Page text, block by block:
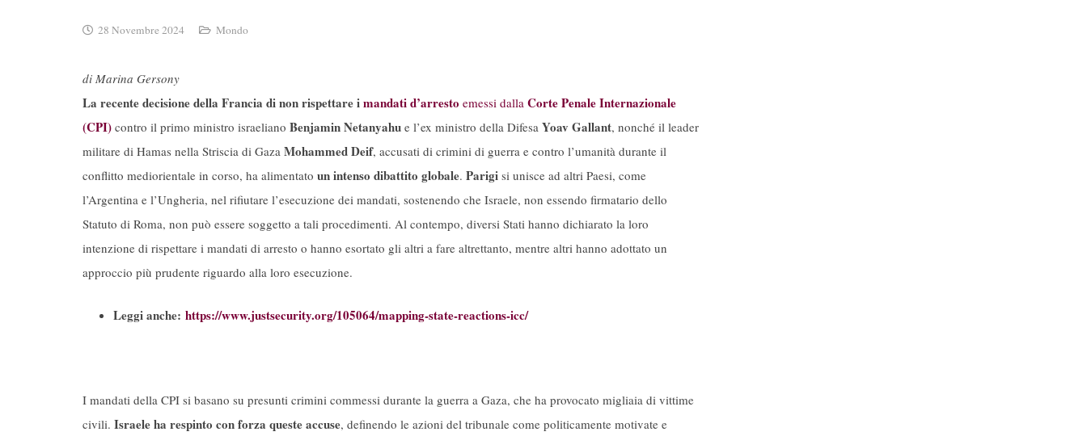
28 Novembre 2024 Mondo
di Marina Gersony
La recente decisione della Francia di non rispettare imandati d’arresto emessi dalla Corte Penale Internazionale
(CPI) contro il primo ministro israeliano Benjamin Netanyahu e l’ex ministro della Difesa Yoav Gallant, nonché il leader
militare di Hamas nella Striscia di Gaza Mohammed Deif, accusati di crimini di guerra e contro l’umanità durante il
conflitto mediorientale in corso, ha alimentato un intenso dibattito globale. Parigi si unisce ad altri Paesi, come
l’Argentina e l’Ungheria, nel rifiutare l’esecuzione dei mandati, sostenendo che Israele, non essendo firmatario dello
Statuto di Roma, non può essere soggetto a tali procedimenti. Al contempo, diversi Stati hanno dichiarato la loro
intenzione di rispettare i mandati di arresto o hanno esortato gli altri a fare altrettanto, mentre altri hanno adottato un
approccio più prudente riguardo alla loro esecuzione.
Leggi anche: https://www.justsecurity.org/105064/mapping-state-reactions-icc/
I mandati della CPI si basano su presunti crimini commessi durante la guerra a Gaza, che ha provocato migliaia di vittime
civili. Israele ha respinto con forza queste accuse, definendo le azioni del tribunale come politicamente motivate e